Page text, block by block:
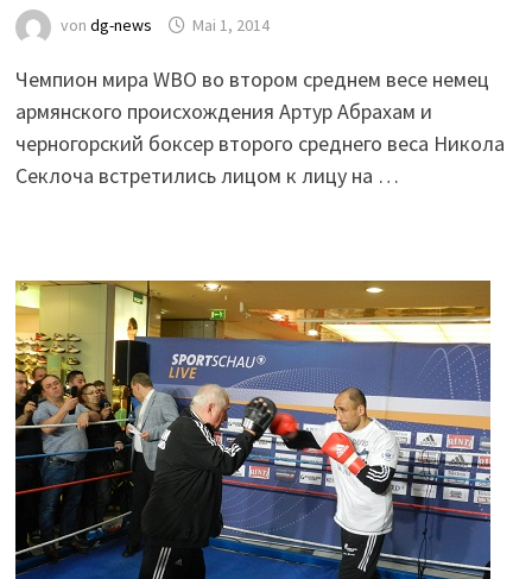
von dg-news Mai 1, 2014
Чемпион мира WBO во втором среднем весе немец
армянского происхождения Артур Абрахам и
черногорский боксер второго среднего веса Никола
Секлоча встретились лицом к лицу на …